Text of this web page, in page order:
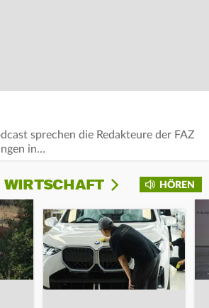
sprechen die Redakteure der FAZ
in…
HÖREN